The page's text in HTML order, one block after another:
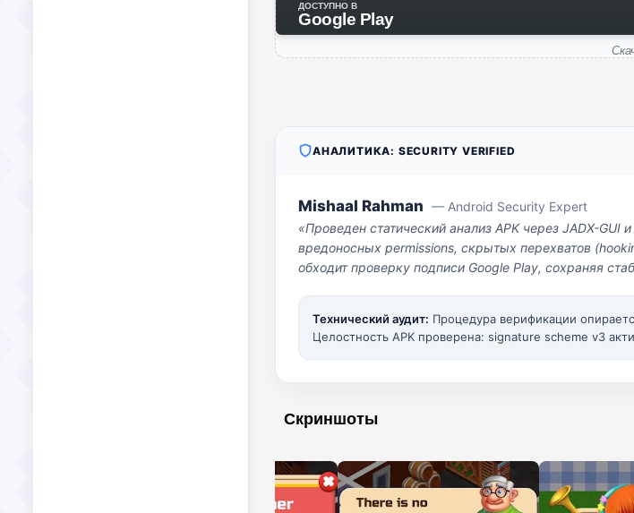
ДОСТУПНО В
Google Play
АНАЛИТИКА: SECURITY VERIFIED
Mishaal Rahman — Android Security Expert
«Проведен статический анализ APK через JADX-
вредоносных permissions, скрытых перехватов
обходит проверку подписи Google Play, сохраняя
Технический аудит: Процедура верификации
Целостность APK проверена: signature scheme v3
Скриншоты